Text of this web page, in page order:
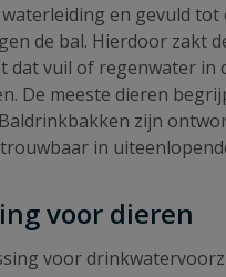
en gevuld
de bal. Hierdoor zakt
vuil of regenwater
De meeste dieren
zijn
in
voor dieren
voor